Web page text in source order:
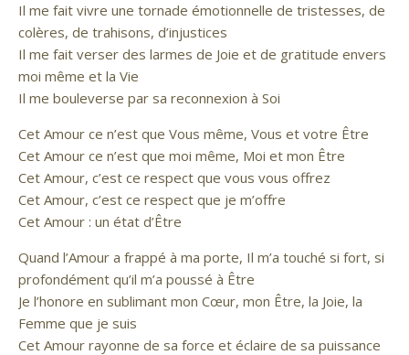
Il me fait vivre une tornade émotionnelle de tristesses, de
colères, de trahisons, d’injustices
Il me fait verser des larmes de Joie et de gratitude envers
moi même et la Vie
Il me bouleverse par sa reconnexion à Soi
Cet Amour ce n’est que Vous même, Vous et votre Être
Cet Amour ce n’est que moi même, Moi et mon Être
Cet Amour, c’est ce respect que vous vous offrez
Cet Amour, c’est ce respect que je m’offre
Cet Amour : un état d’Être
Quand l’Amour a frappé à ma porte, Il m’a touché si fort, si
profondément qu’il m’a poussé à Être
Je l’honore en sublimant mon Cœur, mon Être, la Joie, la
Femme que je suis
Cet Amour rayonne de sa force et éclaire de sa puissance